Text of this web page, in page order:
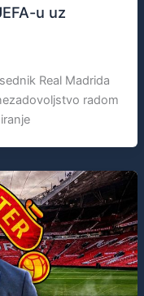
u uz
Real Madrida
radom